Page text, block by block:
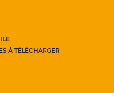
À TÉLÉCHARGER